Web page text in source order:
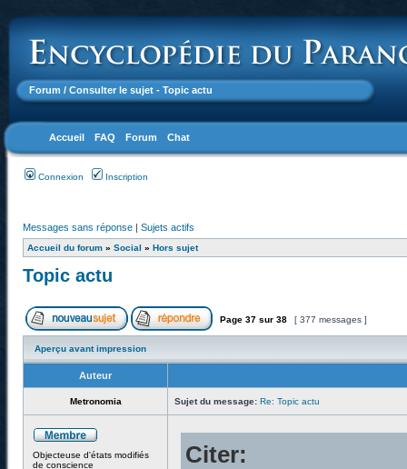
Forum / Consulter le sujet - Topic actu
Accueil FAQ Forum Chat
Connexion Inscription
Messages sans réponse | Sujets actifs
Accueil du forum » Social » Hors sujet
Topic actu
Page 37 sur 38 [ 377 messages ]
Aperçu avant impression
Auteur
Metronomia Sujet du message: Re: Topic actu
Objecteuse d'états modifiés
de conscience
Citer: